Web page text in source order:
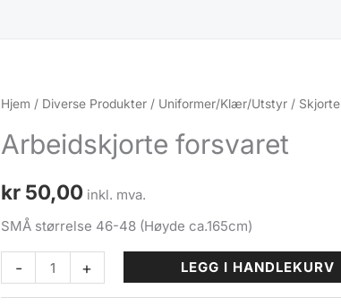
Hjem / Diverse Produkter / Uniformer/Klær/Utstyr / Skjorte
Arbeidskjorte forsvaret
kr 50,00 inkl. mva.
SMÅ størrelse 46-48 (Høyde ca.165cm)
-
Arbeidskjorte
forsvaret
+ LEGG I HANDLEKURV